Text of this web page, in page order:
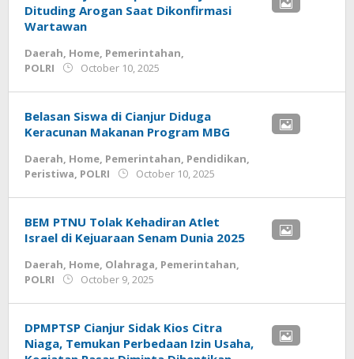
Dituding Arogan Saat Dikonfirmasi
Wartawan
Daerah, Home, Pemerintahan,
POLRI
October 10, 2025
Belasan Siswa di Cianjur Diduga
Keracunan Makanan Program MBG
Daerah, Home, Pemerintahan, Pendidikan,
Peristiwa, POLRI October 10, 2025
BEM PTNU Tolak Kehadiran Atlet
Israel di Kejuaraan Senam Dunia 2025
Daerah, Home, Olahraga, Pemerintahan,
POLRI
October 9, 2025
DPMPTSP Cianjur Sidak Kios Citra
Niaga, Temukan Perbedaan Izin Usaha,